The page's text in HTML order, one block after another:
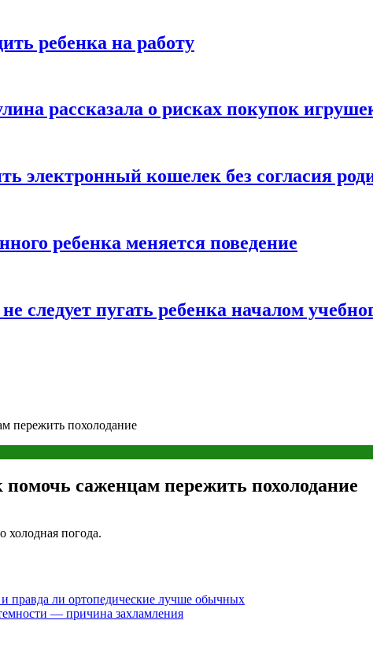
ребенка на работу
рассказала о рисках покупок
электронный кошелек без согласия
ребенка меняется поведение
следует пугать ребенка началом
пережить похолодание
саженцам пережить похолодание
холодная погода.
правда ли ортопедические лучше обычных
— причина захламления